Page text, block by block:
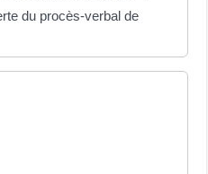
du procès-verbal de